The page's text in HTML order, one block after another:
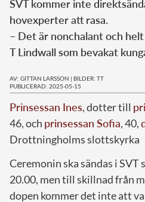
SVT kommer inte
hovexperter att rasa.
– Det är nonchalant och
T Lindwall som bevakat
AV: GITTAN LARSSON | BILDER: TT
PUBLICERAD: 2025-05-15
Prinsessan Ines, dotter till
46, och prinsessan Sofia, 40,
Drottningholms slottskyrka
Ceremonin ska sändas i SVT
20.00, men till skillnad från
dopen kommer det inte att